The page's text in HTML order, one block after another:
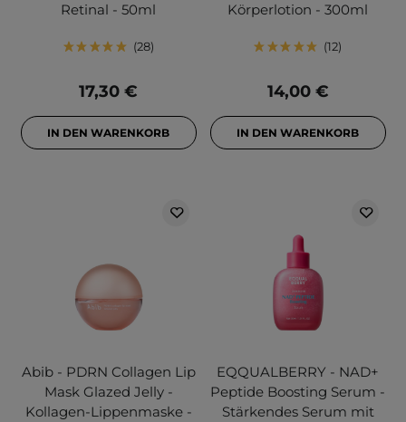
Retinal - 50ml
28
17,30 €
IN DEN WARENKORB
Körperlotion - 300ml
12
14,00 €
IN DEN WARENKORB
Abib - PDRN Collagen Lip
Mask Glazed Jelly -
Kollagen-Lippenmaske -
EQQUALBERRY - NAD+
Peptide Boosting Serum -
Stärkendes Serum mit